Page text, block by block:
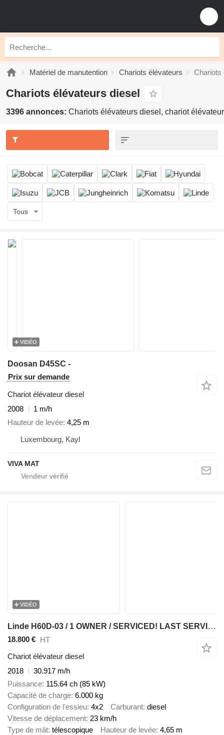
Matériel de manutention Chariots élévateurs Chariots
Chariots élévateurs diesel
3396 annonces: Chariots élévateurs diesel, chariot
Tous
VIDÉO
Doosan D45SC -
Prix sur demande
Chariot élévateur diesel
2008
1 m/h
Hauteur de levée 4,25 m
Luxembourg, Kayl
VIVA MAT
VIDÉO
Linde H60D-03 / 1 OWNER / SERVICED! LAST SERVICE 16.05.25!
18.800 € HT
Chariot élévateur diesel
2018
30.917 m/h
Puissance 115.64 ch (85 kW)
Capacité de charge 6.000 kg
Configuration de l'essieu 4x2 Carburant diesel
Vitesse de déplacement 23 km/h
Type de mât télescopique Hauteur de levée 4,65 m